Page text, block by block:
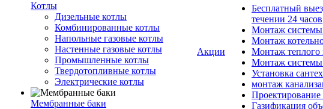
Котлы
Дизельные котлы
Комбинированные котлы
Напольные газовые котлы
Настенные газовые котлы
Промышленные котлы
Твердотопливные котлы
Электрические котлы
Мембранные баки
Акции
Бесплатный
течении 24 часов
Монтаж
Монтаж
Монтаж теплого
Монтаж
Установка
монтаж
Проектирование
Газификация